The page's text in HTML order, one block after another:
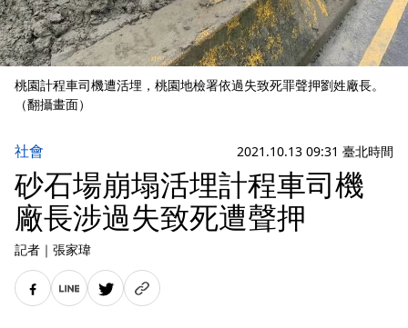
桃園計程車司機遭活埋，桃園地檢署依過失致死罪聲押劉姓廠長。
（翻攝畫面）
社會 2021.10.13 09:31 臺北時間
砂石場崩塌活埋計程車司機
廠長涉過失致死遭聲押
記者 ｜ 張家瑋